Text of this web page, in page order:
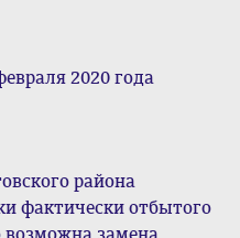
2020 года
района
фактически отбытого